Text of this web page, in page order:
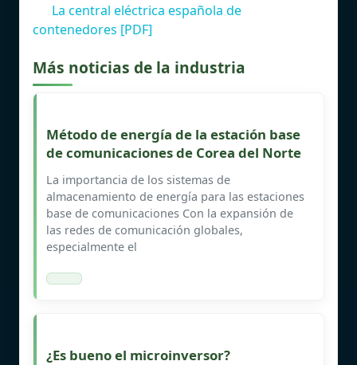
La central eléctrica española de
contenedores [PDF]
Más noticias de la industria
Método de energía de la estación base
de comunicaciones de Corea del Norte
La importancia de los sistemas de
almacenamiento de energía para las estaciones
base de comunicaciones Con la expansión de
las redes de comunicación globales,
especialmente el
¿Es bueno el microinversor?